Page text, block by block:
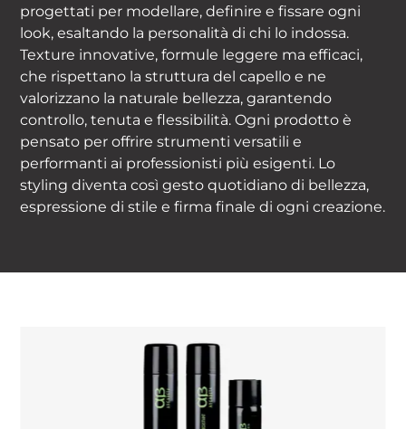
progettati per modellare, definire e fissare ogni
look, esaltando la personalità di chi lo indossa.
Texture innovative, formule leggere ma efficaci,
che rispettano la struttura del capello e ne
valorizzano la naturale bellezza, garantendo
controllo, tenuta e flessibilità. Ogni prodotto è
pensato per offrire strumenti versatili e
performanti ai professionisti più esigenti. Lo
styling diventa così gesto quotidiano di bellezza,
espressione di stile e firma finale di ogni creazione.